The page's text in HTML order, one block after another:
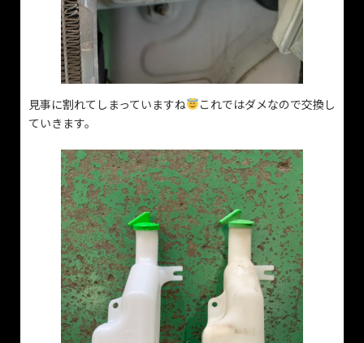
見事に割れてしまっていますね
これではダメなので交換し
ていきます。